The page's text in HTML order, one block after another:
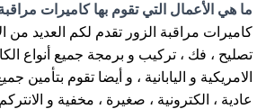
ما هي الأعمال التي تقوم بها كاميرات
كاميرات مراقبة الزور تقدم لكم العديد من
تصليح ، فك ، تركيب و برمجة جميع أنواع
الامريكية و اليابانية ، و أيضا تقوم بتأمين
عادية ، الكترونية ، صغيرة ، مخفية و